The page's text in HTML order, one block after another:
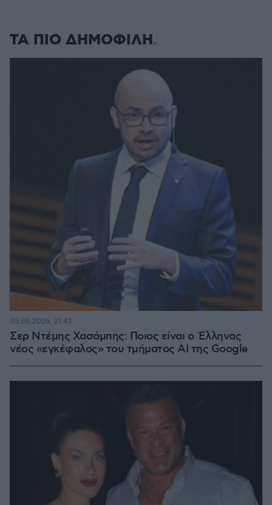
ΤΑ ΠΙΟ ΔΗΜΟΦΙΛΗ
Σερ Ντέμης Χασάμπης: Ποιος είναι ο Έλληνας
νέος «εγκέφαλος» του τμήματος AI της Google
05.08.2026, 21:43